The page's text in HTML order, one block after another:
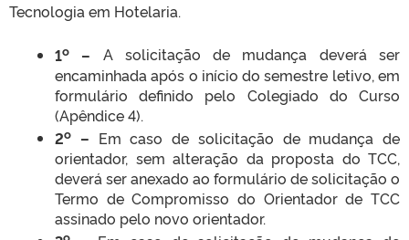
Tecnologia em Hotelaria.
1o – A solicitação de mudança deverá ser
encaminhada após o início do semestre letivo, em
formulário definido pelo Colegiado do Curso
(Apêndice 4).
2o – Em caso de solicitação de mudança de
orientador, sem alteração da proposta do TCC,
deverá ser anexado ao formulário de solicitação o
Termo de Compromisso do Orientador de TCC
assinado pelo novo orientador.
o